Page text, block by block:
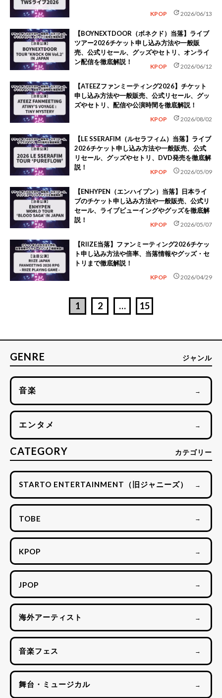
KPOP update2026/06/13
【BOYNEXTDOOR（ボネクド）当落】ライブ
ツアー2026チケット申し込み方法や一般販
売、公式リセール、グッズやセトリ、オンライ
ン配信を徹底解説！
KPOP update2026/06/12
【ATEEZファンミーティング2026】チケット
申し込み方法や一般販売、公式リセール、グッ
ズやセトリ、配信や公演時間を徹底解説！
KPOP update2026/08/02
【LE SSERAFIM（ルセラフィム）当落】ライブ
2026チケット申し込み方法や一般販売、公式
リセール、グッズやセトリ、DVD発売を徹底解
説！
KPOP schedule2026/05/09
【ENHYPEN（エンハイプン）当落】日本ライ
ブのチケット申し込み方法や一般販売、公式リ
セール、ライブビューイングやグッズを徹底解
説！
KPOP update2026/05/07
【RIIZE当落】ファンミーティング2026チケッ
ト申し込み方法や倍率、当落情報やグッズ・セ
トリまで徹底解説！
KPOP schedule2026/04/29
1 2 … 15
GENRE ジャンル
音楽 →
エンタメ →
CATEGORY カテゴリー
STARTO ENTERTAINMENT（旧ジャニーズ） →
TOBE →
KPOP →
JPOP →
海外アーティスト →
音楽フェス →
舞台・ミュージカル →